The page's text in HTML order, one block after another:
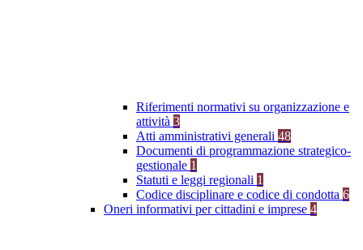
Riferimenti normativi su organizzazione e
attività 3
Atti amministrativi generali 48
Documenti di programmazione strategico-
gestionale 1
Statuti e leggi regionali 1
Codice disciplinare e codice di condotta 6
Oneri informativi per cittadini e imprese 4